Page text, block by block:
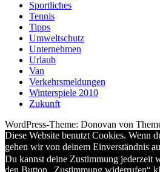
Sportliches
Tennis
Tipps
Umweltschutz
Unternehmen
Urlaub
Van
Verkehrsmeldungen
Winterspiele 2010
Zukunft
WordPress-Theme: Donovan von
Diese Website benutzt Cookies. Wenn
gehen wir von deinem Einverständnis
Du kannst deine Zustimmung jederzeit